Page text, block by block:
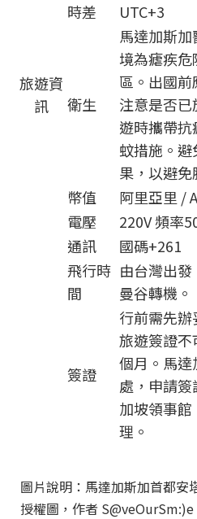
旅遊資
訊
時差
UTC+3
衛生
馬達加斯
境為瘧疾
區。出國
注意是否
遊時攜帶
蚊措施。
果，以避免
幣值
阿里亞里 /
電壓
220V 頻率
通訊
國碼+261
飛行時
間
由台灣出
曼谷轉機。
簽證
行前需先
旅遊簽證
個月。馬
處，申請
加坡領事
理。
圖片說明：馬達加斯加首都
授權圖，作者 S@veOurSm:)e